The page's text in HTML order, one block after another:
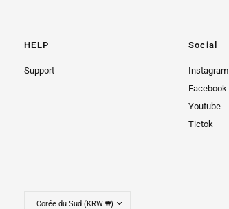
HELP
Support
Social
Instagram
Facebook
Youtube
Tictok